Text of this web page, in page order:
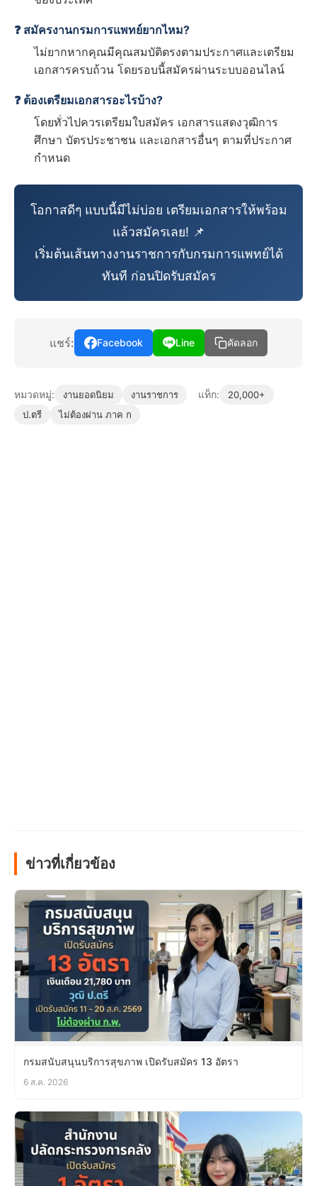
❓ สมัครงานกรมการแพทย์ยากไหม?
ไม่ยากหากคุณมีคุณสมบัติตรงตามประกาศและเตรียม
เอกสารครบถ้วน โดยรอบนี้สมัครผ่านระบบออนไลน์
❓ ต้องเตรียมเอกสารอะไรบ้าง?
โดยทั่วไปควรเตรียมใบสมัคร เอกสารแสดงวุฒิการ
ศึกษา บัตรประชาชน และเอกสารอื่นๆ ตามที่ประกาศ
กำหนด
โอกาสดีๆ แบบนี้มีไม่บ่อย เตรียมเอกสารให้พร้อม
แล้วสมัครเลย! 📌
เริ่มต้นเส้นทางงานราชการกับกรมการแพทย์ได้
ทันที ก่อนปิดรับสมัคร
แชร์: Facebook Line คัดลอก
หมวดหมู่: งานยอดนิยม งานราชการ แท็ก:
20,000+
ป.ตรี
ไม่ต้องผ่าน ภาค ก
ข่าวที่เกี่ยวข้อง
กรมสนับสนุนบริการสุขภาพ เปิดรับสมัคร 13 อัตรา
6 ส.ค. 2026